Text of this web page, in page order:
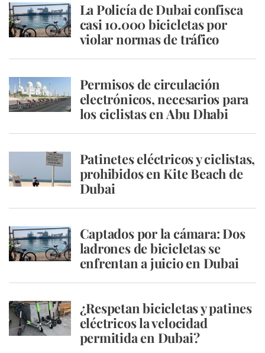
La Policía de Dubai confisca
casi 10.000 bicicletas por
violar normas de tráfico
Permisos de circulación
electrónicos, necesarios para
los ciclistas en Abu Dhabi
Patinetes eléctricos y ciclistas,
prohibidos en Kite Beach de
Dubai
Captados por la cámara: Dos
ladrones de bicicletas se
enfrentan a juicio en Dubai
¿Respetan bicicletas y patines
eléctricos la velocidad
permitida en Dubai?